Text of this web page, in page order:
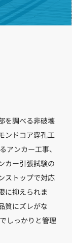
を調べる非破壊
ンドコア穿孔工
アンカー工事、
カー引張試験の
ストップで対応
に抑えられま
質にズレがな
しっかりと管理